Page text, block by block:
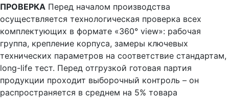
ПРОВЕРКА Перед началом производства
осуществляется технологическая проверка всех
комплектующих в формате «360° view»: рабочая
группа, крепление корпуса, замеры ключевых
технических параметров на соответствие стандартам,
long-life тест. Перед отгрузкой готовая партия
продукции проходит выборочный контроль – он
распространяется в среднем на 5% товара